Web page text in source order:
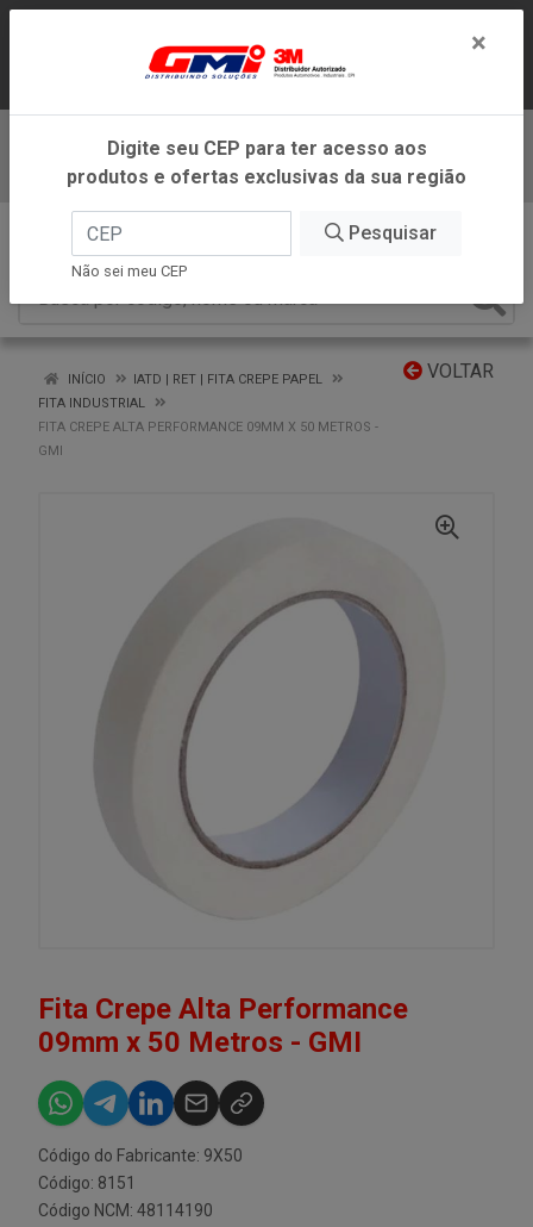
ATENDIMENTO DENTRO DO ESTADO DE
MINAS GERAIS.
Baixe já nosso APP
VOLTAR
INÍCIO
IATD | RET | FITA CREPE PAPEL
FITA INDUSTRIAL
FITA CREPE ALTA PERFORMANCE 09MM X 50 METROS -
GMI
Fita Crepe Alta Performance
09mm x 50 Metros - GMI
Código do Fabricante: 9X50
Código: 8151
Código NCM: 48114190
×
Digite seu CEP para ter acesso aos
produtos e ofertas exclusivas da sua região
Pesquisar
Não sei meu CEP